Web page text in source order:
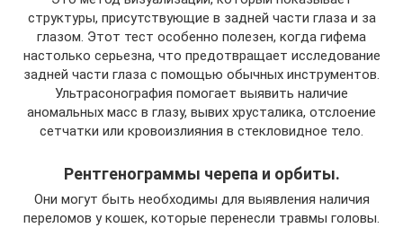
структуры, присутствующие в задней части глаза и за
глазом. Этот тест особенно полезен, когда гифема
настолько серьезна, что предотвращает исследование
задней части глаза с помощью обычных инструментов.
Ультрасонография помогает выявить наличие
аномальных масс в глазу, вывих хрусталика, отслоение
сетчатки или кровоизлияния в стекловидное тело.
Рентгенограммы черепа и орбиты.
Они могут быть необходимы для выявления наличия
переломов у кошек, которые перенесли травмы головы.